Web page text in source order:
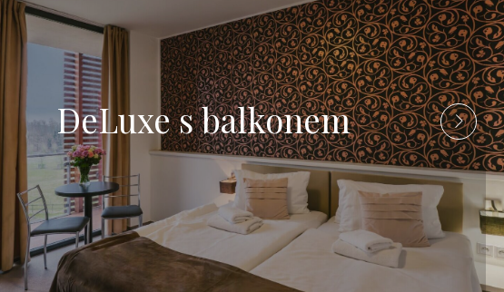
DeLuxe s balkonem
REZERVOVAT NYNÍ Více informací